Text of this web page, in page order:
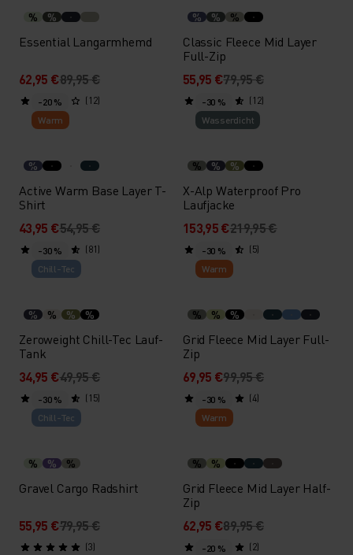
% %
Essential Langarmhemd
62,95 €89,95 €
(12)
% % %
Classic Fleece Mid Layer
Full-Zip
55,95 €79,95 €
(12)
-20 %
Warm
%
Active Warm Base Layer T-
Shirt
43,95 €54,95 €
(81)
-30 %
Wasserdicht
% % %
X-Alp Waterproof Pro
Laufjacke
153,95 €219,95 €
(5)
-30 %
Chill-Tec
% % % %
Zeroweight Chill-Tec Lauf-
Tank
34,95 €49,95 €
(15)
-30 %
Warm
% % %
Grid Fleece Mid Layer Full-
Zip
69,95 €99,95 €
(4)
-30 %
Chill-Tec
% % %
Gravel Cargo Radshirt
55,95 €79,95 €
(3)
-30 %
Warm
% %
Grid Fleece Mid Layer Half-
Zip
62,95 €89,95 €
(2)
-20 %